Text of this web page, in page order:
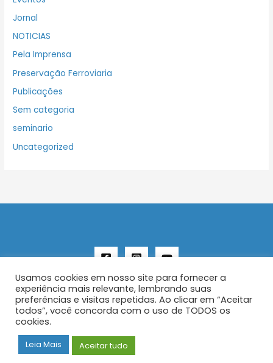
Jornal
NOTICIAS
Pela Imprensa
Preservação Ferroviaria
Publicações
Sem categoria
seminario
Uncategorized
Copyright © 2026 AENFER
Construído por IurySan
Usamos cookies em nosso site para fornecer a
experiência mais relevante, lembrando suas
preferências e visitas repetidas. Ao clicar em “Aceitar
todos”, você concorda com o uso de TODOS os
cookies.
Leia Mais Aceitar tudo